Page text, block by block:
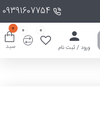
09391607754
ورود / ثبت نام
0
0
سبد
0